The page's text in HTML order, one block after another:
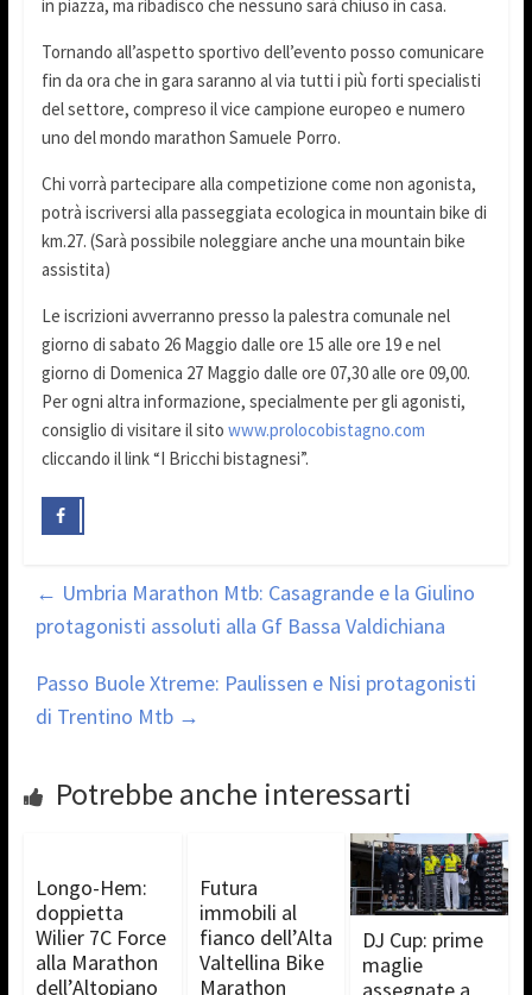
in piazza, ma ribadisco che nessuno sarà chiuso in casa.
Tornando all’aspetto sportivo dell’evento posso comunicare
fin da ora che in gara saranno al via tutti i più forti specialisti
del settore, compreso il vice campione europeo e numero
uno del mondo marathon Samuele Porro.
Chi vorrà partecipare alla competizione come non agonista,
potrà iscriversi alla passeggiata ecologica in mountain bike di
km.27. (Sarà possibile noleggiare anche una mountain bike
assistita)
Le iscrizioni avverranno presso la palestra comunale nel
giorno di sabato 26 Maggio dalle ore 15 alle ore 19 e nel
giorno di Domenica 27 Maggio dalle ore 07,30 alle ore 09,00.
Per ogni altra informazione, specialmente per gli agonisti,
consiglio di visitare il sito www.prolocobistagno.com
cliccando il link “I Bricchi bistagnesi”.
← Umbria Marathon Mtb: Casagrande e la Giulino
protagonisti assoluti alla Gf Bassa Valdichiana
Passo Buole Xtreme: Paulissen e Nisi protagonisti
di Trentino Mtb →
Potrebbe anche interessarti
Longo-Hem:
doppietta
Wilier 7C Force
alla Marathon
dell’Altopiano
Futura
immobili al
fianco dell’Alta
Valtellina Bike
Marathon
DJ Cup: prime
maglie